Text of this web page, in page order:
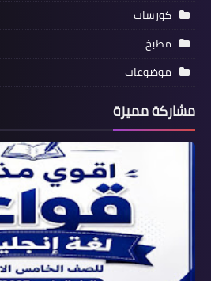
كورسات
مطبخ
موضوعات
مشاركة مميزة